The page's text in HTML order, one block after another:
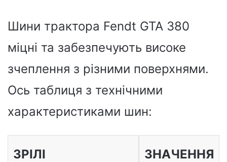
Шини трактора Fendt GTA 380
міцні та забезпечують високе
зчеплення з різними поверхнями.
Ось таблиця з технічними
характеристиками шин:
ЗРІЛІ ЗНАЧЕННЯ